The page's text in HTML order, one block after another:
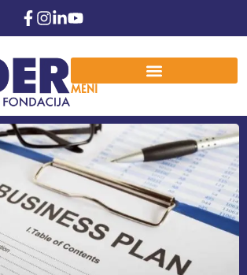
MENI